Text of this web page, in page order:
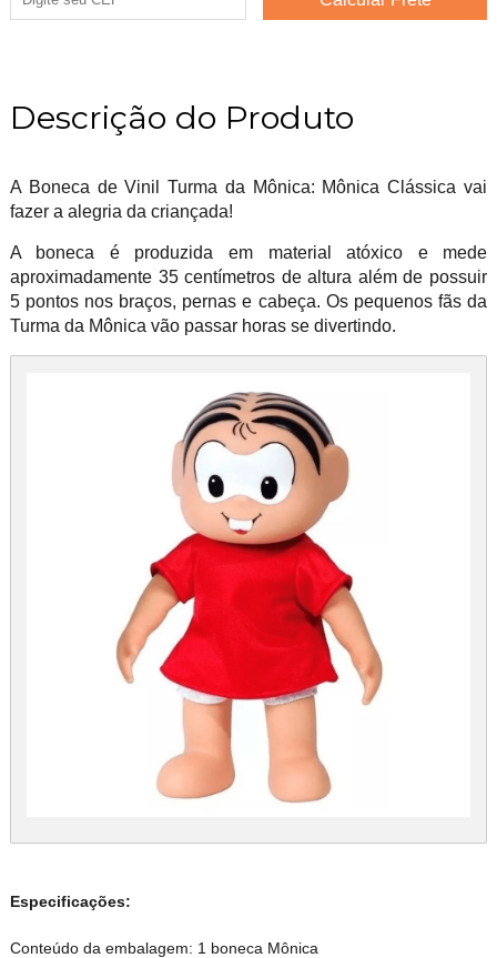
Descrição do Produto
A Boneca de Vinil Turma da Mônica: Mônica Clássica vai
fazer a alegria da criançada!
A boneca é produzida em material atóxico e mede
aproximadamente 35 centímetros de altura além de possuir
5 pontos nos braços, pernas e cabeça. Os pequenos fãs da
Turma da Mônica vão passar horas se divertindo.
Especificações:
Conteúdo da embalagem: 1 boneca Mônica